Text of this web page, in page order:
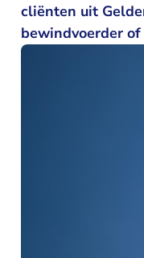
cliënten uit
bewindvoerder